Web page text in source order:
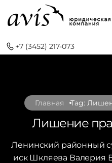
+7 (3452) 217-073
Главная Tag:
Лишение
Ленинский районный
иск Шкляева Валерия